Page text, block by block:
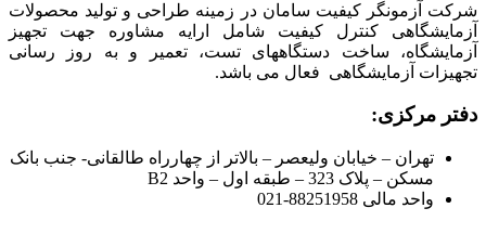
شرکت آزمونگر کیفیت سامان در زمینه طراحی و تولید محصولات
آزمایشگاهی کنترل کیفیت شامل ارایه مشاوره جهت تجهیز
آزمایشگاه، ساخت دستگاههای تست، تعمیر و به روز رسانی
تجهیزات آزمایشگاهی فعال می باشد.
دفتر مرکزی:
تهران – خیابان ولیعصر – بالاتر از چهارراه طالقانی- جنب بانک
مسکن – پلاک 323 – طبقه اول – واحد B2
واحد مالی 88251958-021